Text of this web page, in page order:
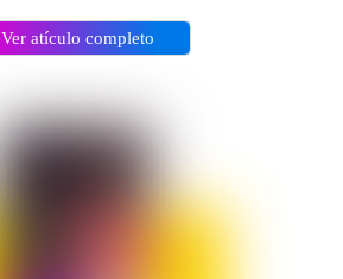
Ver atículo completo